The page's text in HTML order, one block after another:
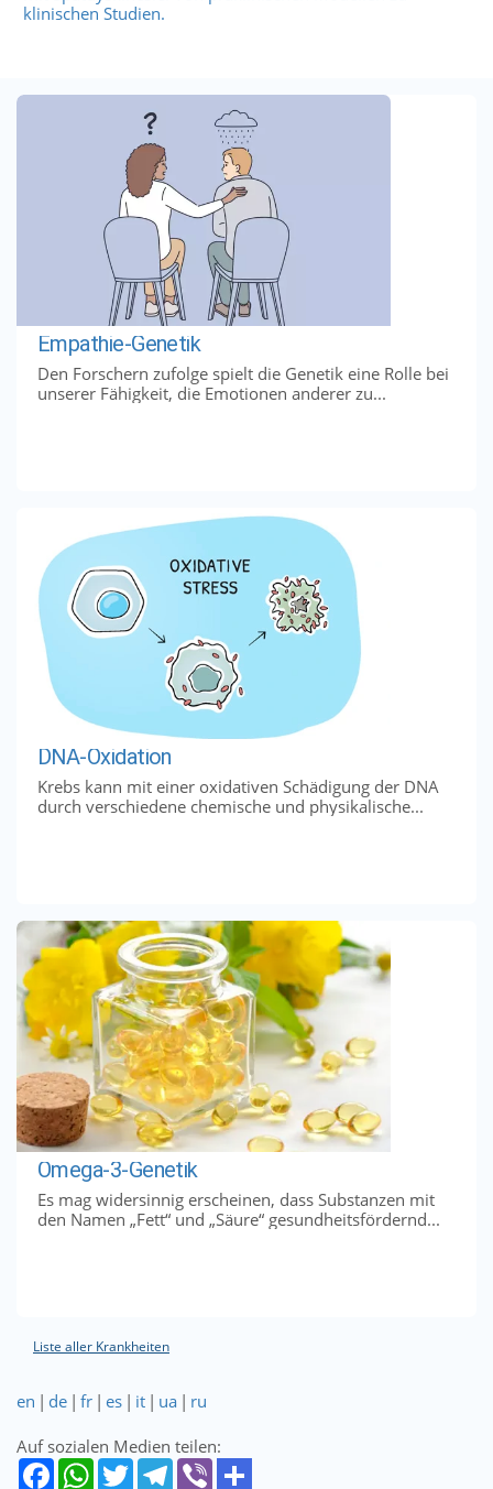
klinischen Studien.
Empathie-Genetik
Den Forschern zufolge spielt die Genetik eine Rolle bei
unserer Fähigkeit, die Emotionen anderer zu...
DNA-Oxidation
Krebs kann mit einer oxidativen Schädigung der DNA
durch verschiedene chemische und physikalische...
Omega-3-Genetik
Es mag widersinnig erscheinen, dass Substanzen mit
den Namen „Fett“ und „Säure“ gesundheitsfördernd...
Liste aller Krankheiten
en | de | fr | es | it | ua | ru
Auf sozialen Medien teilen: